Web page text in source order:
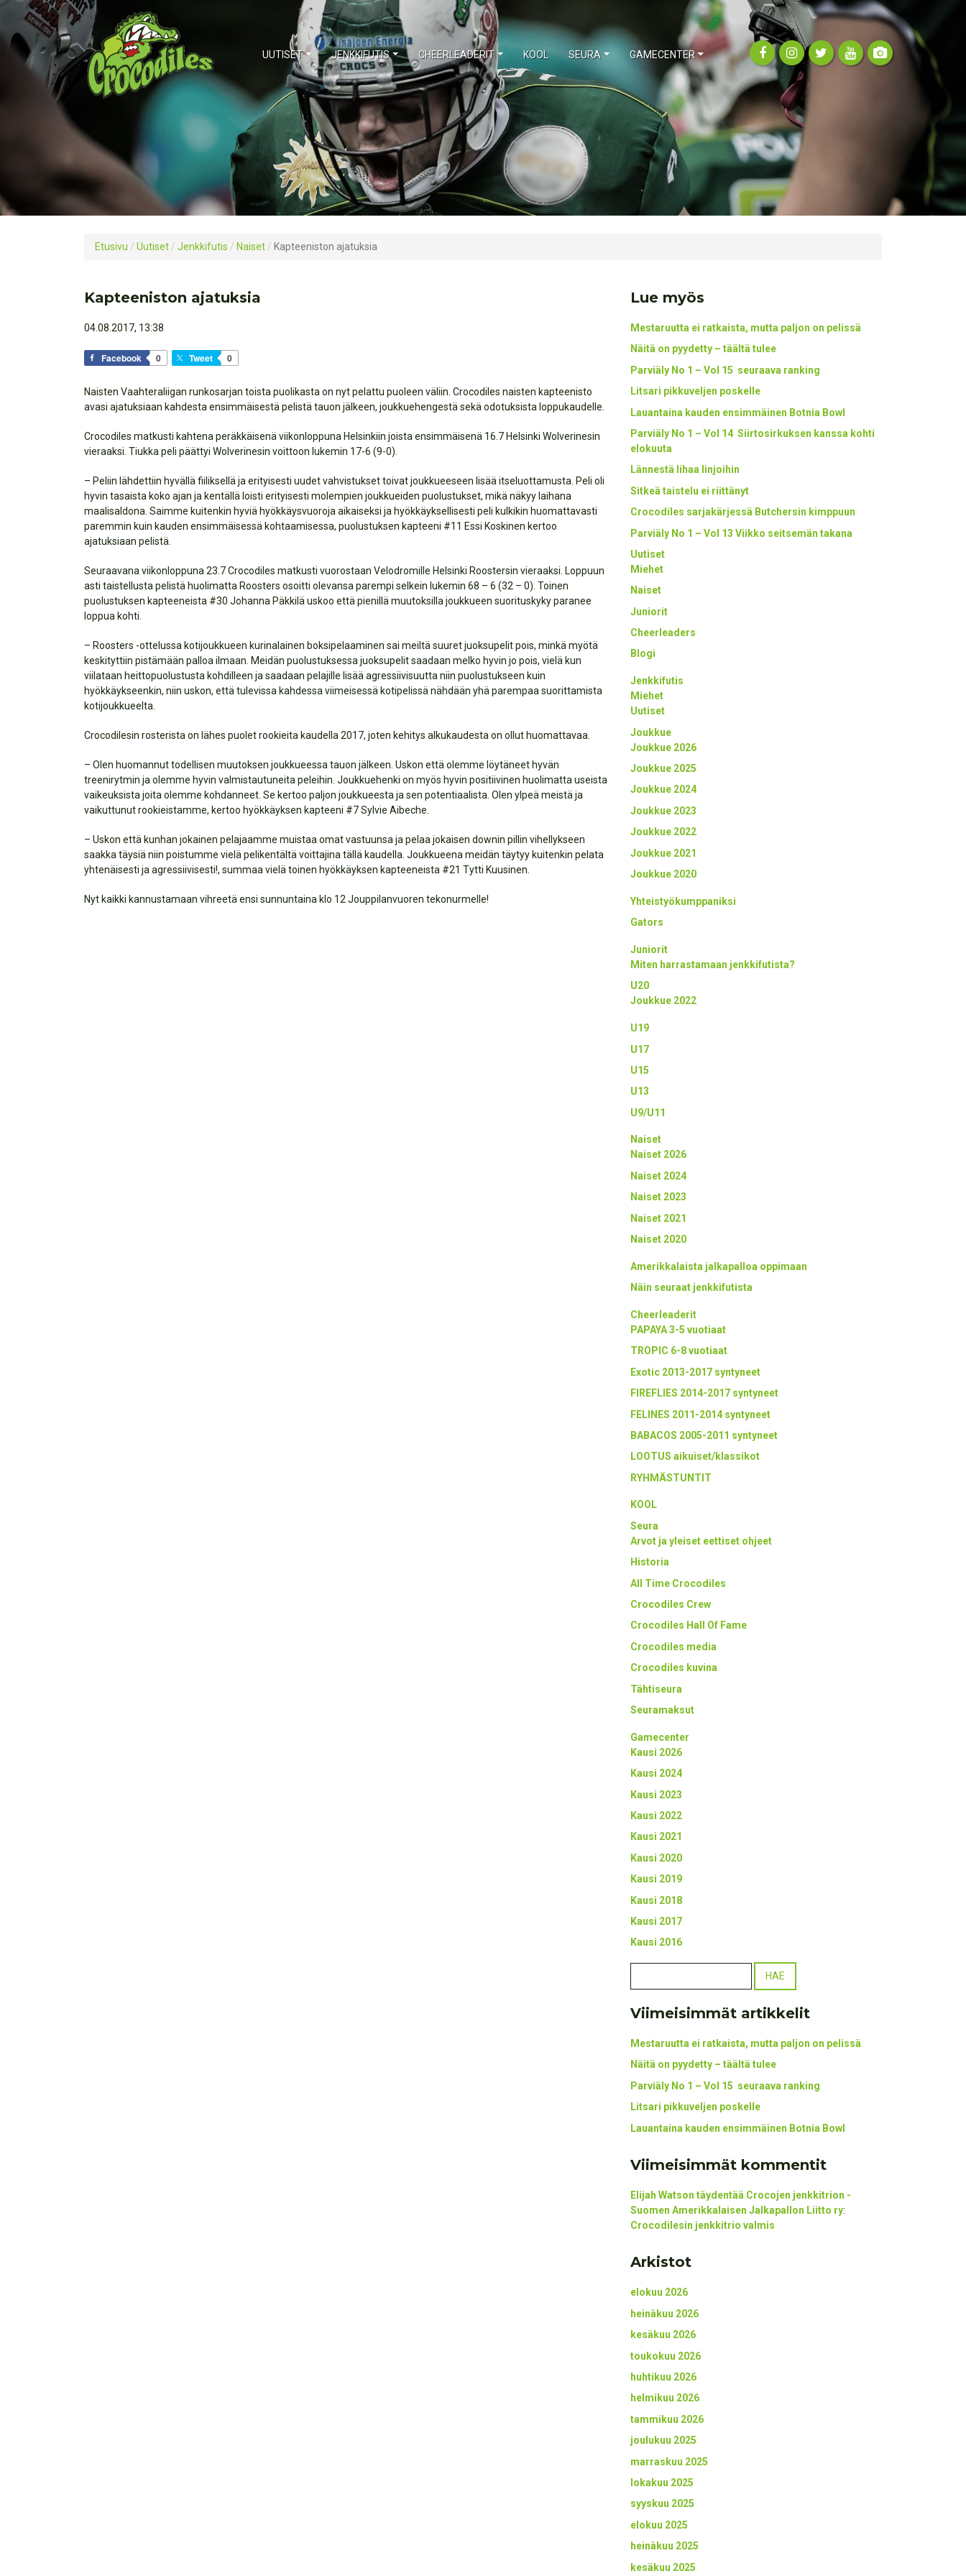
UUTISET JENKKIFUTIS CHEERLEADERIT KOOL SEURA GAMECENTER
Etusivu / Uutiset / Jenkkifutis / Naiset / Kapteeniston ajatuksia
Kapteeniston ajatuksia
04.08.2017, 13:38
Facebook 0 Tweet 0
Naisten Vaahteraliigan runkosarjan toista puolikasta on nyt pelattu puoleen väliin. Crocodiles naisten kapteenisto
avasi ajatuksiaan kahdesta ensimmäisestä pelistä tauon jälkeen, joukkuehengestä sekä odotuksista loppukaudelle.
Crocodiles matkusti kahtena peräkkäisenä viikonloppuna Helsinkiin joista ensimmäisenä 16.7 Helsinki Wolverinesin
vieraaksi. Tiukka peli päättyi Wolverinesin voittoon lukemin 17-6 (9-0).
– Peliin lähdettiin hyvällä fiiliksellä ja erityisesti uudet vahvistukset toivat joukkueeseen lisää itseluottamusta. Peli oli
hyvin tasaista koko ajan ja kentällä loisti erityisesti molempien joukkueiden puolustukset, mikä näkyy laihana
maalisaldona. Saimme kuitenkin hyviä hyökkäysvuoroja aikaiseksi ja hyökkäyksellisesti peli kulkikin huomattavasti
paremmin kuin kauden ensimmäisessä kohtaamisessa, puolustuksen kapteeni #11 Essi Koskinen kertoo
ajatuksiaan pelistä.
Seuraavana viikonloppuna 23.7 Crocodiles matkusti vuorostaan Velodromille Helsinki Roostersin vieraaksi. Loppuun
asti taistellusta pelistä huolimatta Roosters osoitti olevansa parempi selkein lukemin 68 – 6 (32 – 0). Toinen
puolustuksen kapteeneista #30 Johanna Päkkilä uskoo että pienillä muutoksilla joukkueen suorituskyky paranee
loppua kohti.
– Roosters -ottelussa kotijoukkueen kurinalainen boksipelaaminen sai meiltä suuret juoksupelit pois, minkä myötä
keskityttiin pistämään palloa ilmaan. Meidän puolustuksessa juoksupelit saadaan melko hyvin jo pois, vielä kun
viilataan heittopuolustusta kohdilleen ja saadaan pelajille lisää agressiivisuutta niin puolustukseen kuin
hyökkäykseenkin, niin uskon, että tulevissa kahdessa viimeisessä kotipelissä nähdään yhä parempaa suorittamista
kotijoukkueelta.
Crocodilesin rosterista on lähes puolet rookieita kaudella 2017, joten kehitys alkukaudesta on ollut huomattavaa.
– Olen huomannut todellisen muutoksen joukkueessa tauon jälkeen. Uskon että olemme löytäneet hyvän
treenirytmin ja olemme hyvin valmistautuneita peleihin. Joukkuehenki on myös hyvin positiivinen huolimatta useista
vaikeuksista joita olemme kohdanneet. Se kertoo paljon joukkueesta ja sen potentiaalista. Olen ylpeä meistä ja
vaikuttunut rookieistamme, kertoo hyökkäyksen kapteeni #7 Sylvie Aibeche.
– Uskon että kunhan jokainen pelajaamme muistaa omat vastuunsa ja pelaa jokaisen downin pillin vihellykseen
saakka täysiä niin poistumme vielä pelikentältä voittajina tällä kaudella. Joukkueena meidän täytyy kuitenkin pelata
yhtenäisesti ja agressiivisesti!, summaa vielä toinen hyökkäyksen kapteeneista #21 Tytti Kuusinen.
Nyt kaikki kannustamaan vihreetä ensi sunnuntaina klo 12 Jouppilanvuoren tekonurmelle!
Lue myös
Mestaruutta ei ratkaista, mutta paljon on pelissä
Näitä on pyydetty – täältä tulee
Parviäly No 1 – Vol 15 seuraava ranking
Litsari pikkuveljen poskelle
Lauantaina kauden ensimmäinen Botnia Bowl
Parviäly No 1 – Vol 14 Siirtosirkuksen kanssa kohti
elokuuta
Lännestä lihaa linjoihin
Sitkeä taistelu ei riittänyt
Crocodiles sarjakärjessä Butchersin kimppuun
Parviäly No 1 – Vol 13 Viikko seitsemän takana
Uutiset
Miehet
Naiset
Juniorit
Cheerleaders
Blogi
Jenkkifutis
Miehet
Uutiset
Joukkue
Joukkue 2026
Joukkue 2025
Joukkue 2024
Joukkue 2023
Joukkue 2022
Joukkue 2021
Joukkue 2020
Yhteistyökumppaniksi
Gators
Juniorit
Miten harrastamaan jenkkifutista?
U20
Joukkue 2022
U19
U17
U15
U13
U9/U11
Naiset
Naiset 2026
Naiset 2024
Naiset 2023
Naiset 2021
Naiset 2020
Amerikkalaista jalkapalloa oppimaan
Näin seuraat jenkkifutista
Cheerleaderit
PAPAYA 3-5 vuotiaat
TROPIC 6-8 vuotiaat
Exotic 2013-2017 syntyneet
FIREFLIES 2014-2017 syntyneet
FELINES 2011-2014 syntyneet
BABACOS 2005-2011 syntyneet
LOOTUS aikuiset/klassikot
RYHMÄSTUNTIT
KOOL
Seura
Arvot ja yleiset eettiset ohjeet
Historia
All Time Crocodiles
Crocodiles Crew
Crocodiles Hall Of Fame
Crocodiles media
Crocodiles kuvina
Tähtiseura
Seuramaksut
Gamecenter
Kausi 2026
Kausi 2024
Kausi 2023
Kausi 2022
Kausi 2021
Kausi 2020
Kausi 2019
Kausi 2018
Kausi 2017
Kausi 2016
Viimeisimmät artikkelit
Mestaruutta ei ratkaista, mutta paljon on pelissä
Näitä on pyydetty – täältä tulee
Parviäly No 1 – Vol 15 seuraava ranking
Litsari pikkuveljen poskelle
Lauantaina kauden ensimmäinen Botnia Bowl
Viimeisimmät kommentit
Elijah Watson täydentää Crocojen jenkkitrion -
Suomen Amerikkalaisen Jalkapallon Liitto ry:
Crocodilesin jenkkitrio valmis
Arkistot
elokuu 2026
heinäkuu 2026
kesäkuu 2026
toukokuu 2026
huhtikuu 2026
helmikuu 2026
tammikuu 2026
joulukuu 2025
marraskuu 2025
lokakuu 2025
syyskuu 2025
elokuu 2025
heinäkuu 2025
kesäkuu 2025